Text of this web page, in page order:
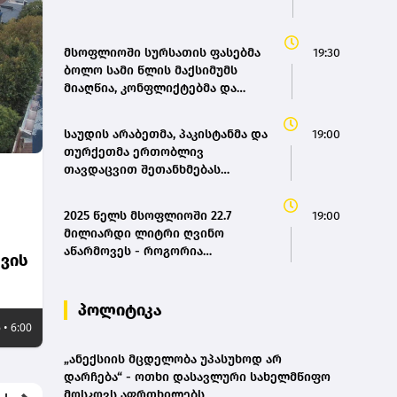
6:00
მსოფლიოში სურსათის ფასებმა
ბოლო სამი წლის მაქსიმუმს
მიაღწია, კონფლიქტებმა და
„გარდიანი“
19:30
საუდის არაბეთმა, პაკისტანმა და
თურქეთმა ერთობლივ
თავდაცვით შეთანხმებას
19:00
2025 წელს მსოფლიოში 22.7
მილიარდი ლიტრი ღვინო
აწარმოვეს - როგორია
19:00
პოლიტიკა
„ანექსიის მცდელობა უპასუხოდ არ
დარჩება“ - ოთხი დასავლური სახელმწიფო